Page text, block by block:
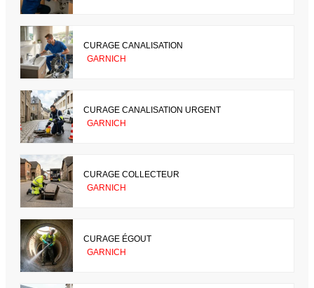
CURAGE CANALISATION
GARNICH
CURAGE CANALISATION URGENT
GARNICH
CURAGE COLLECTEUR
GARNICH
CURAGE ÉGOUT
GARNICH